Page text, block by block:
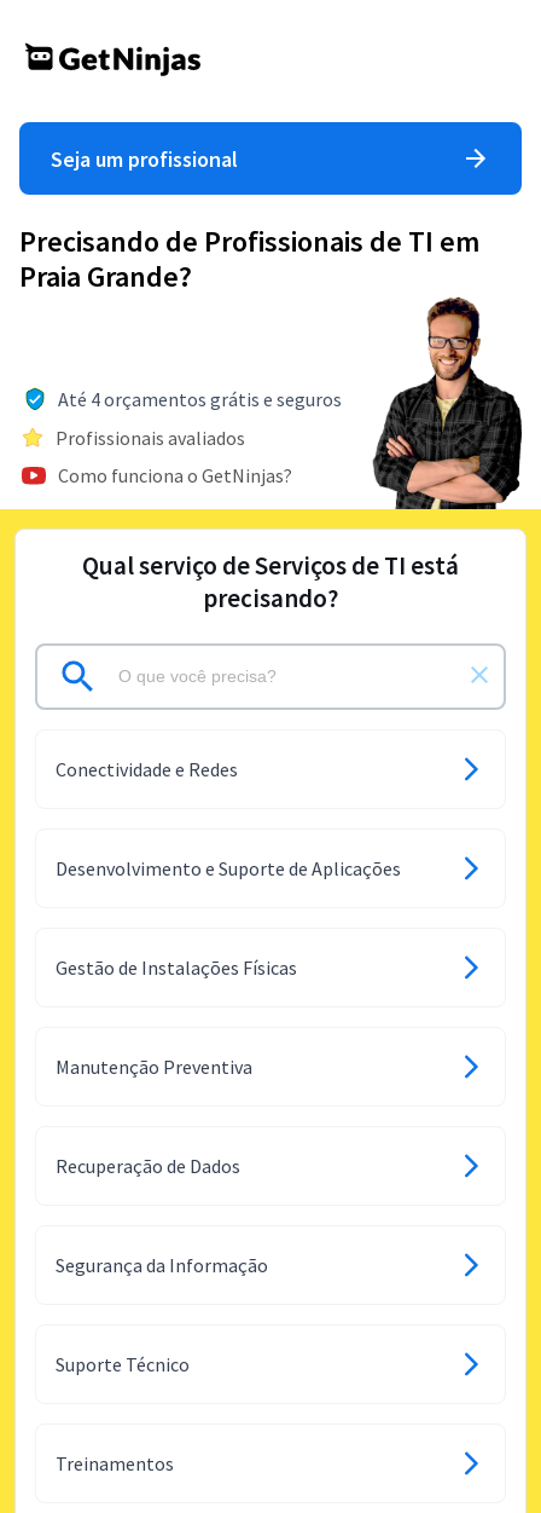
Seja um profissional
Precisando de Profissionais de TI em
Praia Grande?
Até 4 orçamentos grátis e seguros
Profissionais avaliados
Como funciona o GetNinjas?
Qual serviço de Serviços de TI está
precisando?
Conectividade e Redes
Desenvolvimento e Suporte de Aplicações
Gestão de Instalações Físicas
Manutenção Preventiva
Recuperação de Dados
Segurança da Informação
Suporte Técnico
Treinamentos